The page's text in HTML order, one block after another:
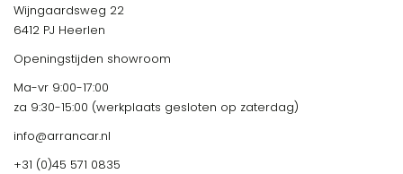
Wijngaardsweg 22
6412 PJ Heerlen
Openingstijden showroom
Ma-vr 9:00-17:00
za 9:30-15:00 (werkplaats gesloten op zaterdag)
info@arrancar.nl
+31 (0)45 571 0835